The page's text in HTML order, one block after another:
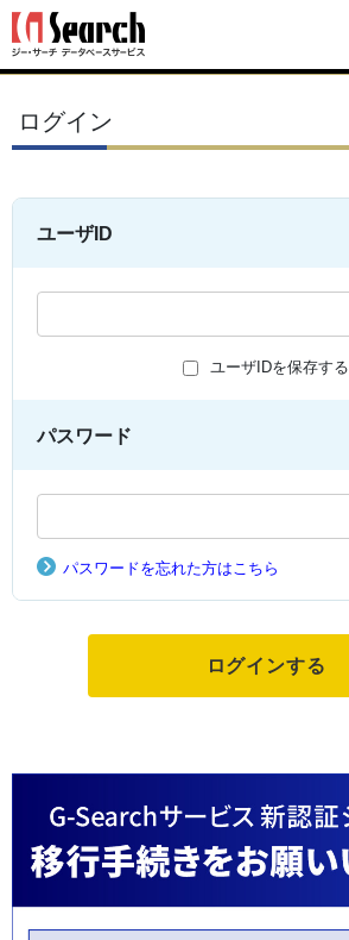
ログイン
ユーザID
ユーザIDを保存する
パスワード
パスワードを忘れた方はこちら